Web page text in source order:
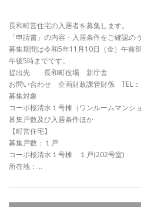
長和町営住宅の入居者を募集します。
「申請書」の内容・入居条件をご確認の
募集期間は令和5年11月10日（金）午前
午後5時までです。
提出先 長和町役場 新庁舎
お問い合わせ 企画財政課管財係 TEL
募集対象
コーポ桜清水１号棟（ワンルームマンショ
募集戸数及び入居条件ほか
【町営住宅】
募集戸数：１戸
コーポ桜清水１号棟 １戸(202号室)
所在地：…